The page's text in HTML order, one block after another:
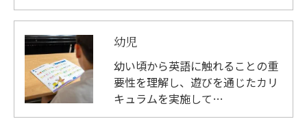
幼児
幼い頃から英語に触れることの重
要性を理解し、遊びを通じたカリ
キュラムを実施して…